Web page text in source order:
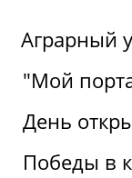
Аграрный
"Мой
День
Победы в